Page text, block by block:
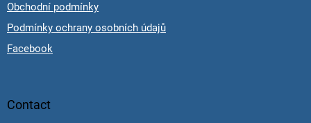
Obchodní podmínky
Podmínky ochrany osobních údajů
Facebook
Contact